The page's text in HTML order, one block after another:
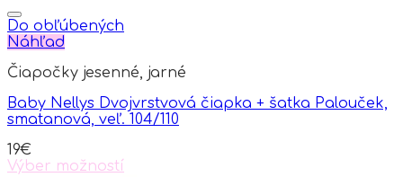
page
product
has
multiple
The
may
be
on
the
Do obľúbených
Náhľad
Čiapočky jesenné, jarné
Baby Nellys Dvojvrstvová čiapka + šatka Palouček,
smatanová, veľ. 104/110
19€
Výber možností